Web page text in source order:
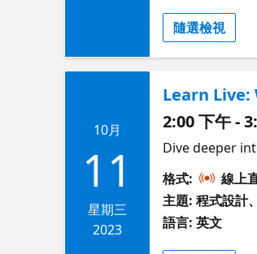
隨選檢視
10月
11
星期三
2023
Learn
2:00 下午 -
Dive deeper
格式:
線上
主題: 程式設計
語言: 英文